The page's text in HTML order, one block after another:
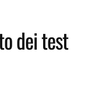
dei test